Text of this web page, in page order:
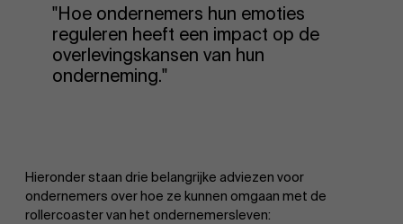
"Hoe ondernemers hun emoties
reguleren heeft een impact op de
overlevingskansen van hun
onderneming."
Hieronder staan drie belangrijke adviezen voor
ondernemers over hoe ze kunnen omgaan met de
rollercoaster van het ondernemersleven: